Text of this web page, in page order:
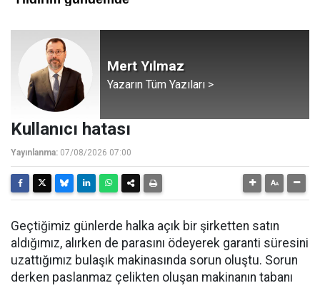
Mert Yılmaz
Yazarın Tüm Yazıları >
Kullanıcı hatası
Yayınlanma: 07/08/2026 07:00
Geçtiğimiz günlerde halka açık bir şirketten satın
aldığımız, alırken de parasını ödeyerek garanti süresini
uzattığımız bulaşık makinasında sorun oluştu. Sorun
derken paslanmaz çelikten oluşan makinanın tabanı